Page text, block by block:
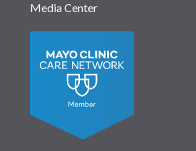
Media Center